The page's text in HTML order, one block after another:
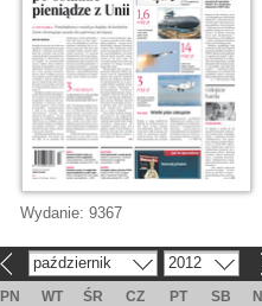
Wydanie: 9367
październik 2012
PN WT ŚR CZ PT SB